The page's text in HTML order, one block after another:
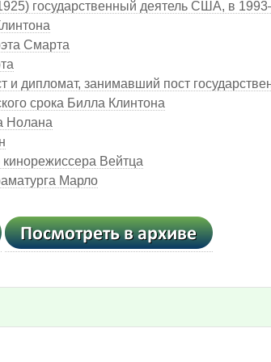
государственный деятель США, в
Смарта
и дипломат, занимавший пост
срока Билла Клинтона
Нолана
Вейтца
Марло